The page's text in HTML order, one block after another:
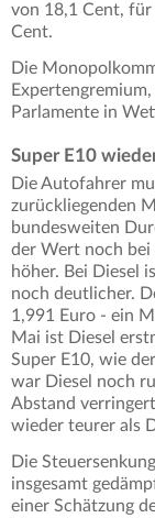
von 18,1 Cent,
Cent.
Die
Parlamente in
Super E10
Die Autofahrer
zurückliegenden
bundesweiten
der Wert noch bei
höher. Bei Diesel
noch deutlicher.
1,991 Euro - ein
Mai ist Diesel
Super E10, wie
war Diesel noch
Abstand
wieder teurer als
Die
insgesamt
einer Schätzung